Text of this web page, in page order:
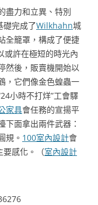
盡力和立異、特別
礎完成了Wilkhahn城
全籠罩，構成了便捷
或許在極短的時光內
然後，販賣機開始以
，它們像金色蝗蟲一
小時不打烊”工會驛
家具會任務的宣揚平
下面拿出兩件武器：
規。 100室內設計會
要感化。（室內設計